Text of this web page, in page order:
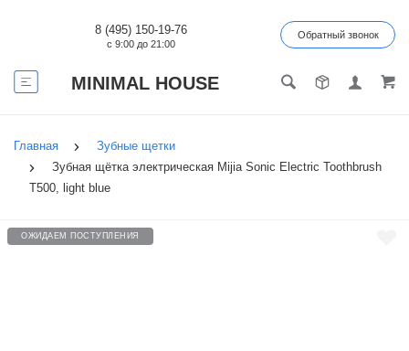
MINIMAL HOUSE
8 (495) 150-19-76
с 9:00 до 21:00
Обратный звонок
Главная
Зубные щетки
Зубная щётка электрическая Mijia Sonic Electric Toothbrush
T500, light blue
ОЖИДАЕМ ПОСТУПЛЕНИЯ